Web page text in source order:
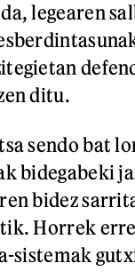
legearen
ditu.
sendo bat
bidegabeki
bidez
Horrek
sistemak